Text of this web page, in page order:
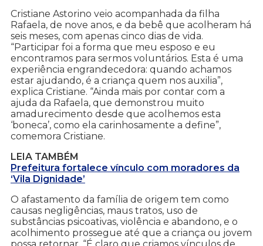
Cristiane Astorino veio acompanhada da filha
Rafaela, de nove anos, e da bebê que acolheram há
seis meses, com apenas cinco dias de vida.
“Participar foi a forma que meu esposo e eu
encontramos para sermos voluntários. Esta é uma
experiência engrandecedora: quando achamos
estar ajudando, é a criança quem nos auxilia”,
explica Cristiane. “Ainda mais por contar com a
ajuda da Rafaela, que demonstrou muito
amadurecimento desde que acolhemos esta
‘boneca’, como ela carinhosamente a define”,
comemora Cristiane.
LEIA TAMBÉM
Prefeitura fortalece vínculo com moradores da
‘Vila Dignidade’
O afastamento da família de origem tem como
causas negligências, maus tratos, uso de
substâncias psicoativas, violência e abandono, e o
acolhimento prossegue até que a criança ou jovem